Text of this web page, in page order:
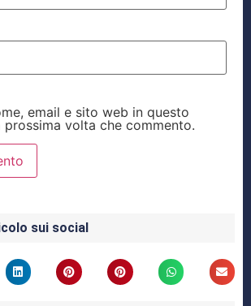
email e sito web in questo
volta che commento.
sui social